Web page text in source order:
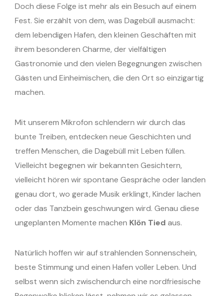
Doch diese Folge ist mehr als ein Besuch auf einem
Fest. Sie erzählt von dem, was Dagebüll ausmacht:
dem lebendigen Hafen, den kleinen Geschäften mit
ihrem besonderen Charme, der vielfältigen
Gastronomie und den vielen Begegnungen zwischen
Gästen und Einheimischen, die den Ort so einzigartig
machen.
Mit unserem Mikrofon schlendern wir durch das
bunte Treiben, entdecken neue Geschichten und
treffen Menschen, die Dagebüll mit Leben füllen.
Vielleicht begegnen wir bekannten Gesichtern,
vielleicht hören wir spontane Gespräche oder landen
genau dort, wo gerade Musik erklingt, Kinder lachen
oder das Tanzbein geschwungen wird. Genau diese
ungeplanten Momente machen Klön Tied aus.
Natürlich hoffen wir auf strahlenden Sonnenschein,
beste Stimmung und einen Hafen voller Leben. Und
selbst wenn sich zwischendurch eine nordfriesische